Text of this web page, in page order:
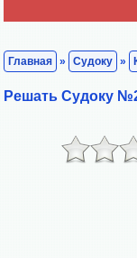
Главная » Судоку »
Решать Судоку